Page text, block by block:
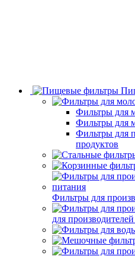
Фильтры для
Фильтры для
Фильтры для
продуктов
Фильтры для
для